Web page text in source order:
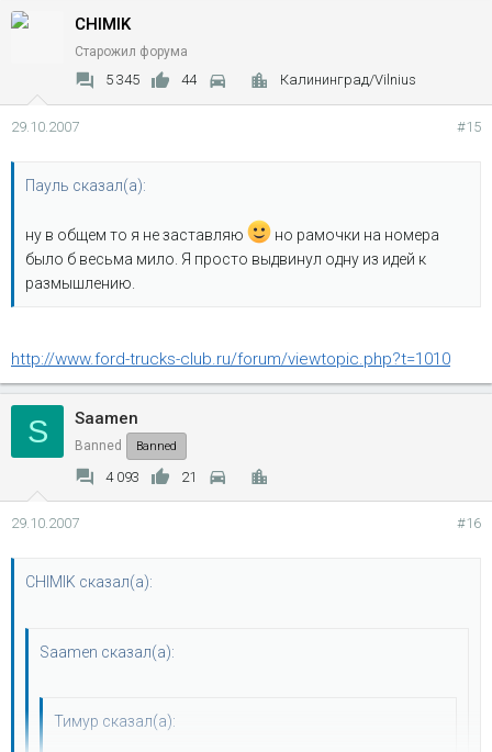
CHIMIK
Старожил форума
5 345 44 Калининград/Vilnius
29.10.2007 #15
Пауль сказал(а):
ну в общем то я не заставляю
но рамочки на номера
было б весьма мило. Я просто выдвинул одну из идей к
размышлению.
http://www.ford-trucks-club.ru/forum/viewtopic.php?t=1010
S Saamen
Banned Banned
4 093 21
29.10.2007 #16
CHIMIK сказал(а):
Saamen сказал(а):
Тимур сказал(а):